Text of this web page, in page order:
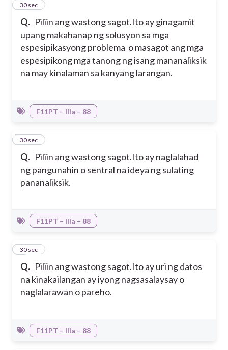
Q. Piliin ang wastong sagot.Ito ay ginagamit
upang makahanap ng solusyon sa mga
espesipikasyong problema o masagot ang mga
espesipikong mga tanong ng isang mananaliksik
na may kinalaman sa kanyang larangan.
3
30 sec
F11PT – IIIa – 88
Q. Piliin ang wastong sagot.Ito ay naglalahad
ng pangunahin o sentral na ideya ng sulating
pananaliksik.
4
30 sec
F11PT – IIIa – 88
Q. Piliin ang wastong sagot.Ito ay uri ng datos
na kinakailangan ay iyong nagsasalaysay o
naglalarawan o pareho.
5
30 sec
F11PT – IIIa – 88